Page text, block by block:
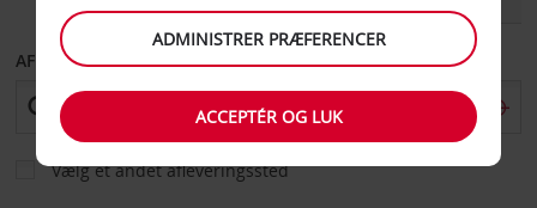
AFHENT FRA
Vælg et andet afleveringssted
ADMINISTRER PRÆFERENCER
ACCEPTÉR OG LUK